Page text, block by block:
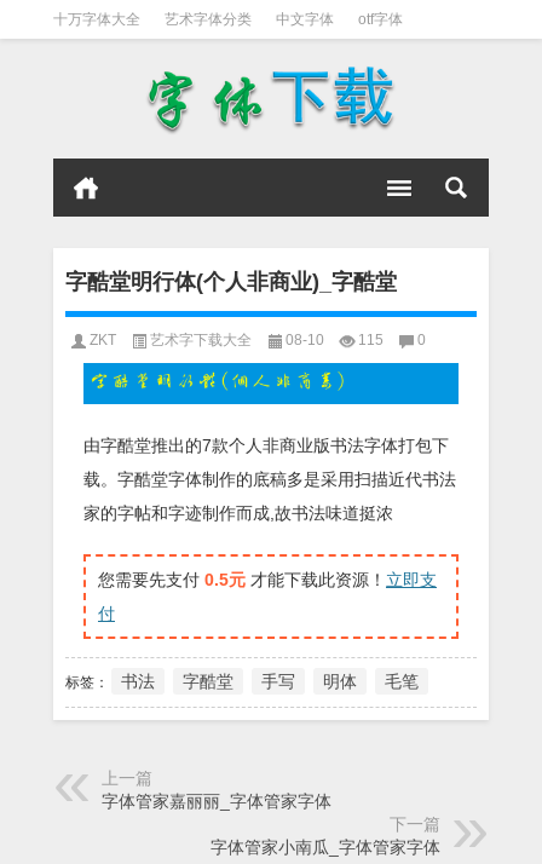
十万字体大全 艺术字体分类 中文字体 otf字体
字酷堂明行体(个人非商业)_字酷堂
ZKT 艺术字下载大全 08-10 115 0
由字酷堂推出的7款个人非商业版书法字体打包下
载。字酷堂字体制作的底稿多是采用扫描近代书法
家的字帖和字迹制作而成,故书法味道挺浓
您需要先支付 0.5元 才能下载此资源！ 立即支
付
标签： 书法 字酷堂 手写 明体 毛笔
上一篇
字体管家嘉丽丽_字体管家字体
下一篇
字体管家小南瓜_字体管家字体